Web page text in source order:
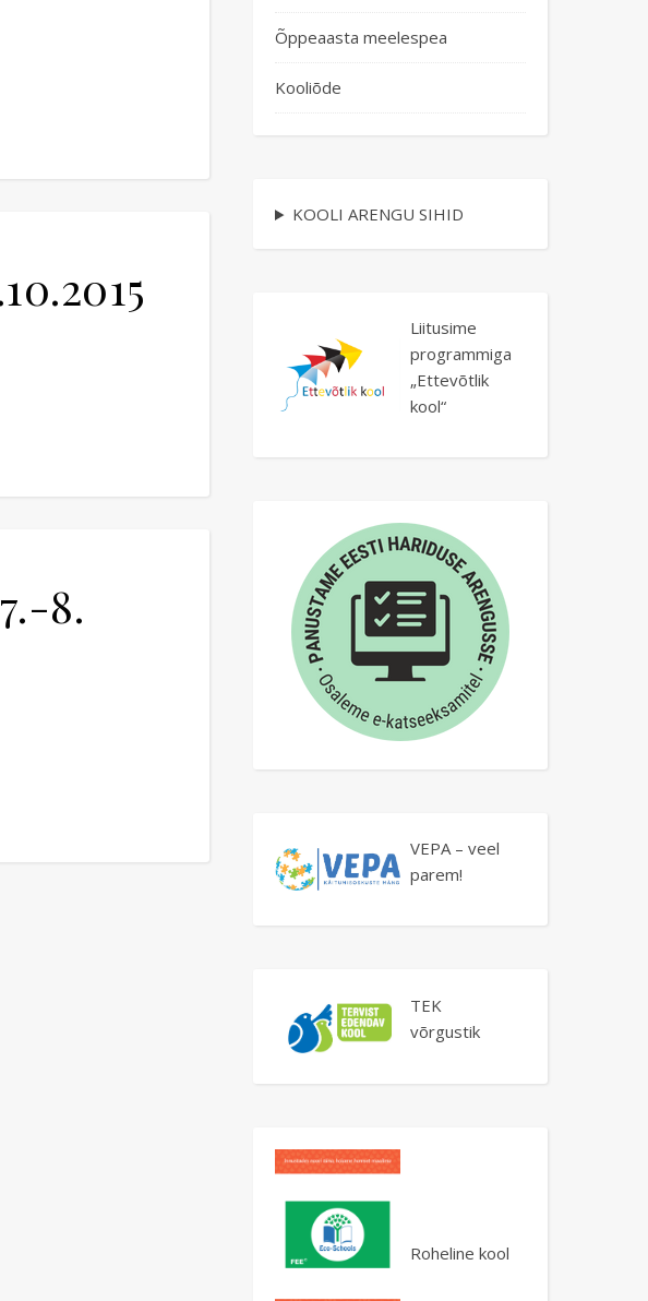
8.
Õppeaasta meelespea
Kooliõde
KOOLI ARENGU SIHID
Liitusime
programmiga
„Ettevõtlik
kool“
VEPA – veel
parem!
TEK
võrgustik
Roheline kool